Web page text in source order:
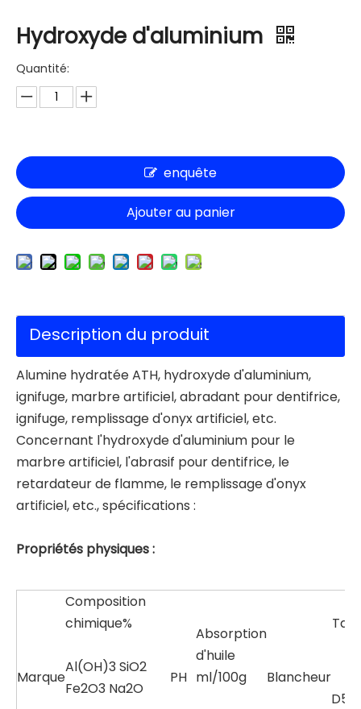
Hydroxyde d'aluminium
Quantité:
enquête
Ajouter au panier
Description du produit
Alumine hydratée ATH, hydroxyde d'aluminium,
ignifuge, marbre artificiel, abradant pour dentifrice,
ignifuge, remplissage d'onyx artificiel, etc.
Concernant l'hydroxyde d'aluminium pour le
marbre artificiel, l'abrasif pour dentifrice, le
retardateur de flamme, le remplissage d'onyx
artificiel, etc., spécifications :
Propriétés physiques :
Marque
Composition
chimique%
Al(OH)3 SiO2
Fe2O3 Na2O
PH
Absorption
d'huile
ml/100g
Blancheur
D50